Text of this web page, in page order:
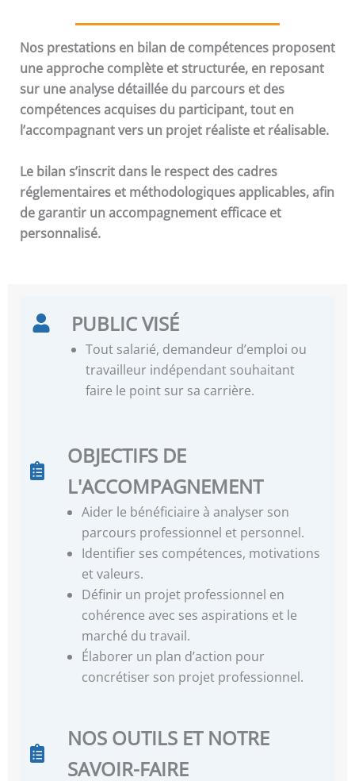
Nos prestations en bilan de compétences proposent
une approche complète et structurée, en reposant
sur une analyse détaillée du parcours et des
compétences acquises du participant, tout en
l’accompagnant vers un projet réaliste et réalisable.
Le bilan s’inscrit dans le respect des cadres
réglementaires et méthodologiques applicables, afin
de garantir un accompagnement efficace et
personnalisé.
PUBLIC VISÉ
Tout salarié, demandeur d’emploi ou
travailleur indépendant souhaitant
faire le point sur sa carrière.
OBJECTIFS DE
L'ACCOMPAGNEMENT
Aider le bénéficiaire à analyser son
parcours professionnel et personnel.
Identifier ses compétences, motivations
et valeurs.
Définir un projet professionnel en
cohérence avec ses aspirations et le
marché du travail.
Élaborer un plan d’action pour
concrétiser son projet professionnel.
NOS OUTILS ET NOTRE
SAVOIR-FAIRE